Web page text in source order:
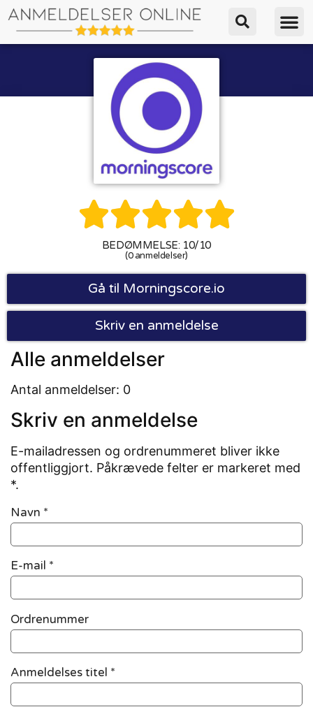

BEDØMMELSE: 10/10
(0 anmeldelser)
Gå til Morningscore.io
Skriv en anmeldelse
Alle anmeldelser
Antal anmeldelser: 0
Skriv en anmeldelse
E-mailadressen og ordrenummeret bliver ikke
offentliggjort. Påkrævede felter er markeret med
*.
Navn *
E-mail *
Ordrenummer
Anmeldelses titel *